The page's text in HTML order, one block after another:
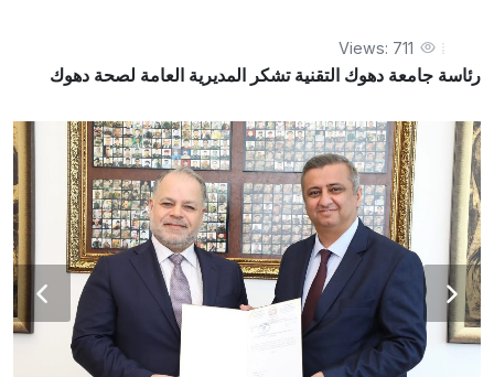
Views: 711
رئاسة جامعة دهوك التقنية تشكر المديرية العامة لصحة دهوك